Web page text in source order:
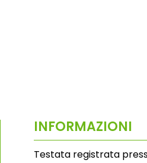
INFORMAZIONI
Testata registrata